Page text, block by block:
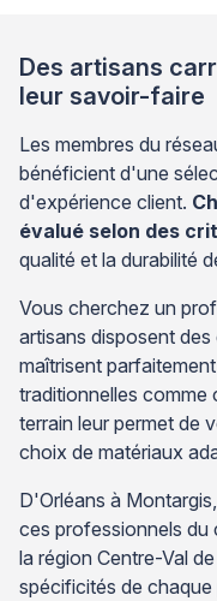
Des artisans
leur savoir-faire
Les membres du
bénéficient d'une
d'expérience client.
évalué selon des
qualité et la durabilité
Vous cherchez un
artisans disposent
maîtrisent
traditionnelles comme
terrain leur permet de
choix de matériaux
D'Orléans à
ces professionnels du
la région Centre-Val
spécificités de